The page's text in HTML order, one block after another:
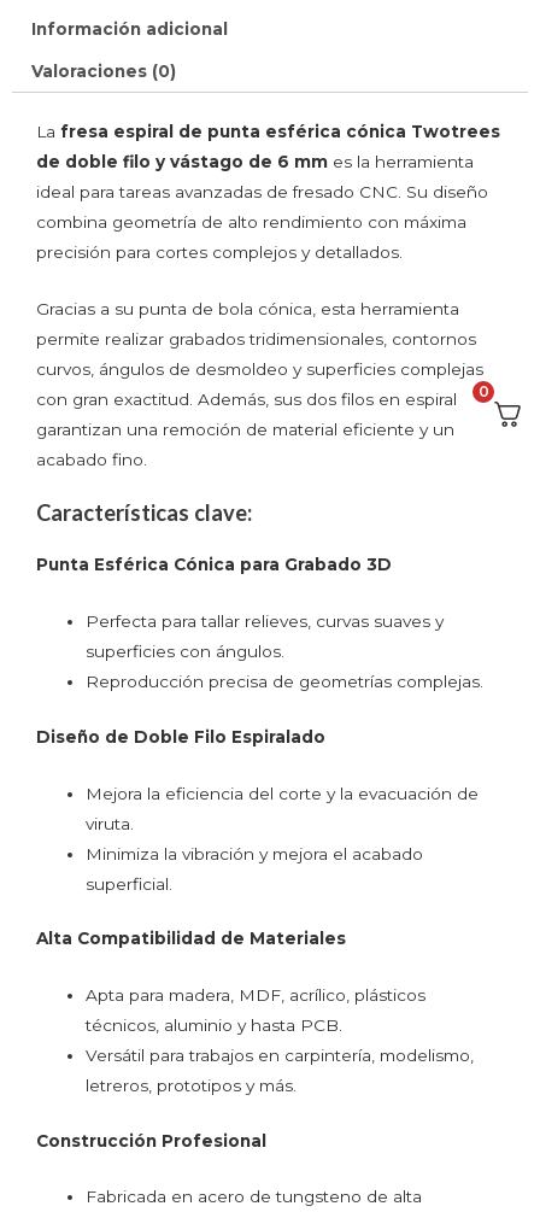
Información adicional
Valoraciones (0)
La fresa espiral de punta esférica cónica Twotrees
de doble filo y vástago de 6 mm es la herramienta
ideal para tareas avanzadas de fresado CNC. Su diseño
combina geometría de alto rendimiento con máxima
precisión para cortes complejos y detallados.
Gracias a su punta de bola cónica, esta herramienta
permite realizar grabados tridimensionales, contornos
curvos, ángulos de desmoldeo y superficies complejas
con gran exactitud. Además, sus dos filos en espiral
garantizan una remoción de material eficiente y un
acabado fino.
Características clave:
Punta Esférica Cónica para Grabado 3D
Perfecta para tallar relieves, curvas suaves y
superficies con ángulos.
Reproducción precisa de geometrías complejas.
Diseño de Doble Filo Espiralado
Mejora la eficiencia del corte y la evacuación de
viruta.
Minimiza la vibración y mejora el acabado
superficial.
Alta Compatibilidad de Materiales
Apta para madera, MDF, acrílico, plásticos
técnicos, aluminio y hasta PCB.
Versátil para trabajos en carpintería, modelismo,
letreros, prototipos y más.
Construcción Profesional
Fabricada en acero de tungsteno de alta
0